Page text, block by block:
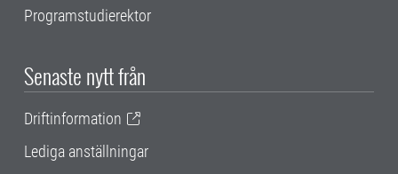
Programstudierektor
Senaste nytt från
Driftinformation
Lediga anställningar